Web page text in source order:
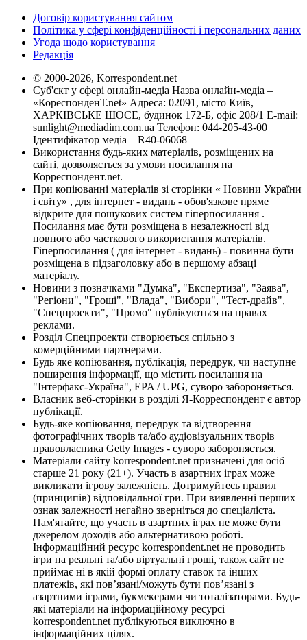
Договір користування сайтом
Політика у сфері конфіденційності і персональних даних
Угода щодо користування
Редакція
© 2000-2026, Korrespondent.net
Суб'єкт у сфері онлайн-медіа Назва онлайн-медіа –
«КореспонденТ.net» Адреса: 02091, місто Київ,
ХАРКІВСЬКЕ ШОСЕ, будинок 172-Б, офіс 208/1 E-mail:
sunlight@mediadim.com.ua Телефон: 044-205-43-00
Ідентифікатор медіа – R40-06068
Використання будь-яких матеріалів, розміщених на
сайті, дозволяється за умови посилання на
Корреспондент.net.
При копіюванні матеріалів зі сторінки « Новини України
і світу» , для інтернет - видань - обов'язкове пряме
відкрите для пошукових систем гіперпосилання .
Посилання має бути розміщена в незалежності від
повного або часткового використання матеріалів.
Гіперпосилання ( для інтернет - видань) - повинна бути
розміщена в підзаголовку або в першому абзаці
матеріалу.
Новини з позначками "Думка", "Експертиза", "Заява",
"Регіони", "Гроші", "Влада", "Вибори", "Тест-драйв",
"Спецпроекти", "Промо" публікуються на правах
реклами.
Розділ Спецпроекти створюється спільно з
комерційними партнерами.
Будь яке копіювання, публікація, передрук, чи наступне
поширення інформації, що містить посилання на
"Інтерфакс-Україна", EPA / UPG, суворо забороняється.
Власник веб-сторінки в розділі Я-Корреспондент є автор
публікації.
Будь-яке копіювання, передрук та відтворення
фотографічних творів та/або аудіовізуальних творів
правовласника Getty Images - суворо забороняється.
Матеріали сайту korrespondent.net призначені для осіб
старше 21 року (21+). Участь в азартних іграх може
викликати ігрову залежність. Дотримуйтесь правил
(принципів) відповідальної гри. При виявленні перших
ознак залежності негайно зверніться до спеціаліста.
Пам'ятайте, що участь в азартних іграх не може бути
джерелом доходів або альтернативою роботі.
Інформаційний ресурс korrespondent.net не проводить
ігри на реальні та/або віртуальні гроші, також сайт не
приймає ні в якій формі оплату ставок та інших
платежів, які пов’язані/можуть бути пов’язані з
азартними іграми, букмекерами чи тоталізаторами. Будь-
які матеріали на інформаційному ресурсі
korrespondent.net публікуються виключно в
інформаційних цілях.